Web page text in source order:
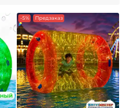
-5% Предзаказ